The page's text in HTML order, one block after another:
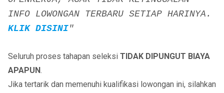
INFO LOWONGAN TERBARU SETIAP HARINYA.
KLIK DISINI"
Seluruh proses tahapan seleksi TIDAK DIPUNGUT BIAYA
APAPUN.
Jika tertarik dan memenuhi kualifikasi lowongan ini, silahkan